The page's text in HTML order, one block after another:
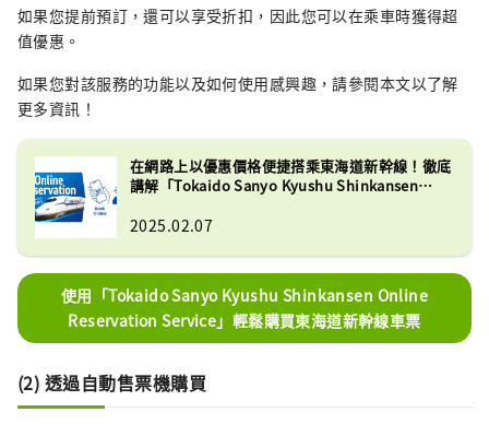
如果您提前預訂，還可以享受折扣，因此您可以在乘車時獲得超
值優惠。
如果您對該服務的功能以及如何使用感興趣，請參閱本文以了解
更多資訊！
在網路上以優惠價格便捷搭乘東海道新幹線！徹底
講解「Tokaido Sanyo Kyushu Shinkansen
2025.02.07
使用「Tokaido Sanyo Kyushu Shinkansen Online
Reservation Service」輕鬆購買東海道新幹線車票
(2) 透過自動售票機購買